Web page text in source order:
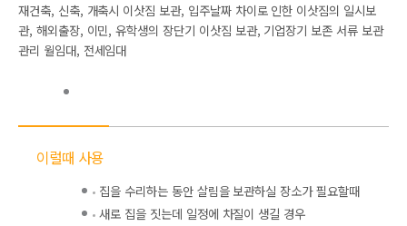
재건축, 신축, 개축시 이삿짐 보관, 입주날짜 차이로 인한 이삿짐의 일시보
관, 해외출장, 이민, 유학생의 장단기 이삿짐 보관, 기업장기 보존 서류 보관
관리 월임대, 전세임대
이럴때 사용
집을 수리하는 동안 살림을 보관하실 장소가 필요할때
새로 집을 짓는데 일정에 차질이 생길 경우